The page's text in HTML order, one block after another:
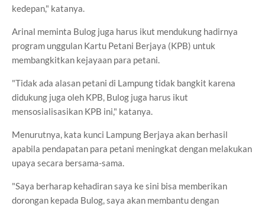
kedepan," katanya.
Arinal meminta Bulog juga harus ikut mendukung hadirnya
program unggulan Kartu Petani Berjaya (KPB) untuk
membangkitkan kejayaan para petani.
"Tidak ada alasan petani di Lampung tidak bangkit karena
didukung juga oleh KPB, Bulog juga harus ikut
mensosialisasikan KPB ini," katanya.
Menurutnya, kata kunci Lampung Berjaya akan berhasil
apabila pendapatan para petani meningkat dengan melakukan
upaya secara bersama-sama.
"Saya berharap kehadiran saya ke sini bisa memberikan
dorongan kepada Bulog, saya akan membantu dengan